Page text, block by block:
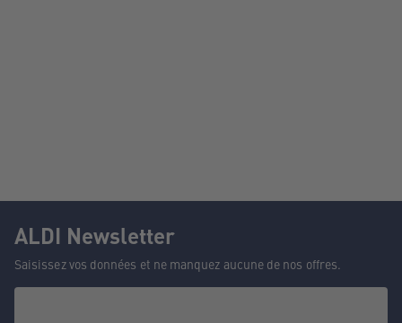
ALDI Newsletter
Saisissez vos données et ne manquez aucune de nos offres.